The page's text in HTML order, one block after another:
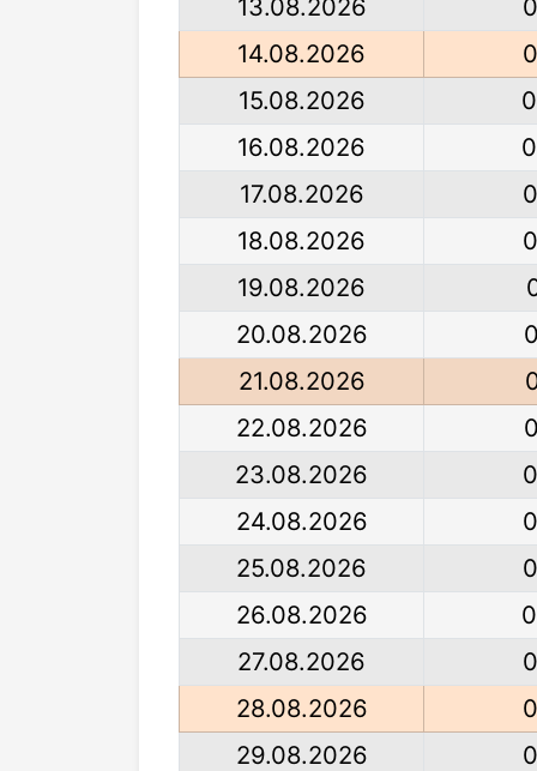
13.08.2026
14.08.2026
15.08.2026
16.08.2026
17.08.2026
18.08.2026
19.08.2026
20.08.2026
21.08.2026
22.08.2026
23.08.2026
24.08.2026
25.08.2026
26.08.2026
27.08.2026
28.08.2026
29.08.2026